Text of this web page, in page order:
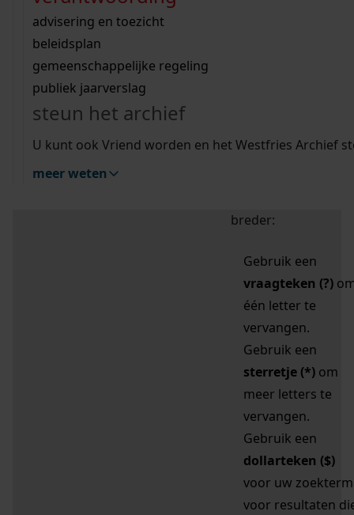
bouwvergunningen
omgevingsvergunningen
vergunningen
beeld en geluid
uitleg nodig?
Wij helpen u op weg met een aantal zoektips.
bekijk alle zoektips
Wij helpen u op weg met een aantal zoektips.
bekijk alle zoektips
bekijk ons geschiedenislokaal
advisering en toezicht
beleidsplan
gemeenschappelijke regeling
publiek jaarverslag
steun het archief
U kunt ook Vriend worden en het Westfries Archief
meer weten
zoektips
Mijn Studiezaal (inloggen)
uw zoekopdracht te
breder:
Gebruik een
vraagteken (?)
één letter te
vervangen.
Gebruik een
sterretje (*) om
meer letters te
vervangen.
Gebruik een
dollarteken ($)
voor uw zoekterm
voor resultaten